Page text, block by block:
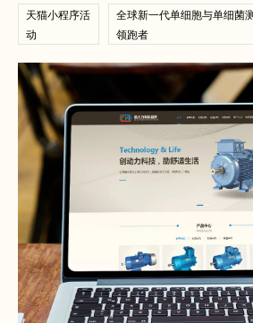
天猫小程序活
动
全球新一代单细胞与单细菌
领跑者